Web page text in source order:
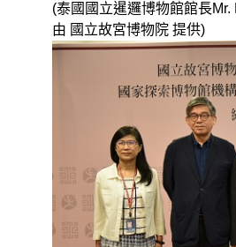
(泰國國立暹邏博物館館長
由 國立故宮博物院 提供)